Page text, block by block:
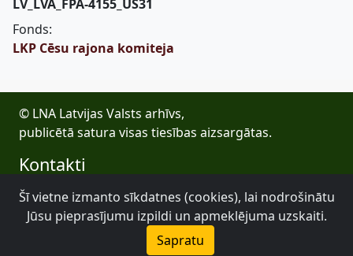
LV_LVA_FPA-4155_US31
Fonds:
LKP Cēsu rajona komiteja
© LNA Latvijas Valsts arhīvs,
publicētā satura visas tiesības aizsargātas.
Kontakti
E-pasts: lva@arhivi.gov.lv
Tālrunis: +371 20027447
Bezdelīgu 1A, Rīga
Šī vietne izmanto sīkdatnes (cookies), lai nodrošinātu
Jūsu pieprasījumu izpildi un apmeklējuma uzskaiti.
Sapratu